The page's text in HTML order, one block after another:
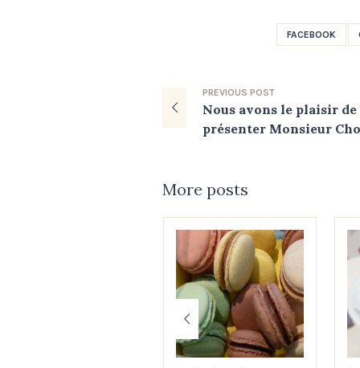
FACEBOOK
PREVIOUS POST
Nous avons le plaisir de
présenter Monsieur
More posts